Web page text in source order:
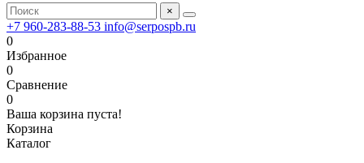
×
+7 960-283-88-53 info@serpospb.ru
0
Избранное
0
Сравнение
0
Ваша корзина пуста!
Корзина
Каталог